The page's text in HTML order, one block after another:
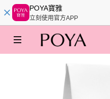
POYA寶雅
立刻使用官方APP